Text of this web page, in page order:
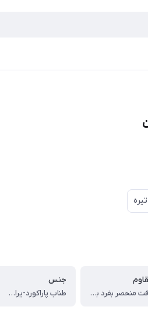
بافت منحصر بفرد با مقاوت بسیار بالا
جنس
طناب پاراکورد-یراق فولادی